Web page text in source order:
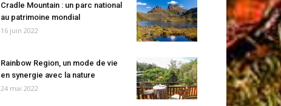
Cradle Mountain : un parc national
au patrimoine mondial
16 juin 2022
Rainbow Region, un mode de vie
en synergie avec la nature
24 mai 2022